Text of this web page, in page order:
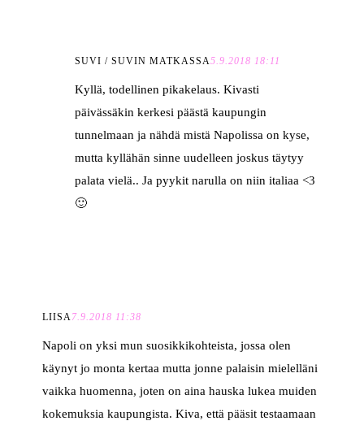
SUVI / SUVIN MATKASSA5.9.2018 18:11
Kyllä, todellinen pikakelaus. Kivasti
päivässäkin kerkesi päästä kaupungin
tunnelmaan ja nähdä mistä Napolissa on kyse,
mutta kyllähän sinne uudelleen joskus täytyy
palata vielä.. Ja pyykit narulla on niin italiaa <3
🙂
LIISA 7.9.2018 11:38
Napoli on yksi mun suosikkikohteista, jossa olen
käynyt jo monta kertaa mutta jonne palaisin mielelläni
vaikka huomenna, joten on aina hauska lukea muiden
kokemuksia kaupungista. Kiva, että pääsit testaamaan